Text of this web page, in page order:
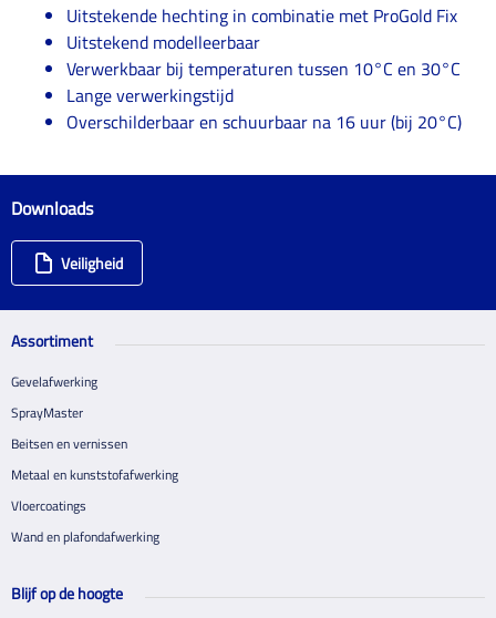
Uitstekende hechting in combinatie met ProGold Fix
Uitstekend modelleerbaar
Verwerkbaar bij temperaturen tussen 10°C en 30°C
Lange verwerkingstijd
Overschilderbaar en schuurbaar na 16 uur (bij 20°C)
Downloads
Veiligheid
Assortiment
Gevelafwerking
SprayMaster
Beitsen en vernissen
Metaal en kunststofafwerking
Vloercoatings
Wand en plafondafwerking
Blijf op de hoogte